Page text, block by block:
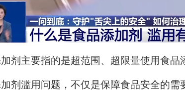
主要指的是超范围、超限量使用食品
滥用问题，不仅是保障食品安全的需